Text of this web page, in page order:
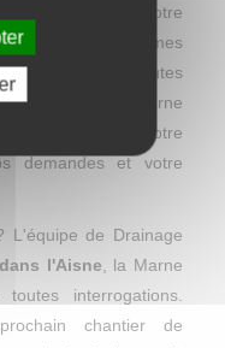
jardin, niveler votre
nous sommes
et efficacité à toutes
dans l'Aisne, la Marne
coeur d'adapter notre
demandes et votre
L'équipe de Drainage
l'Aisne , la Marne
interrogations.
chantier de